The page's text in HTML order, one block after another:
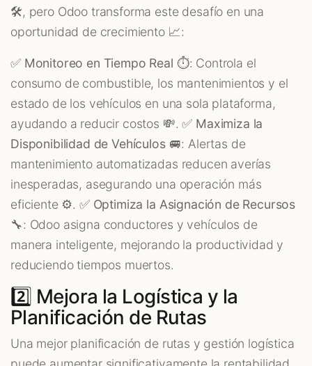
🛠️, pero Odoo transforma este desafío en una
oportunidad de crecimiento 📈:
✅ Monitoreo en Tiempo Real ⏱️: Controla el
consumo de combustible, los mantenimientos y el
estado de los vehículos en una sola plataforma,
ayudando a reducir costos 💸. ✅ Maximiza la
Disponibilidad de Vehículos🚐: Alertas de
mantenimiento automatizadas reducen averías
inesperadas, asegurando una operación más
eficiente ⚙️. ✅ Optimiza la Asignación de Recursos
🔧: Odoo asigna conductores y vehículos de
manera inteligente, mejorando la productividad y
reduciendo tiempos muertos.
2️⃣ Mejora la Logística y la
Planificación de Rutas
Una mejor planificación de rutas y gestión logística